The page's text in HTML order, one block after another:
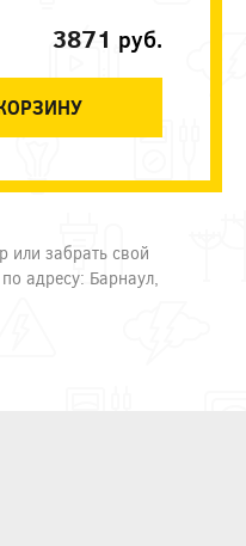
3871 руб.
или забрать свой
адресу: Барнаул,